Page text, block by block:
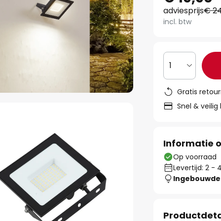
adviesprijs€
incl. btw
1
Gratis
Snel &
Informatie
Op voorraad
Levertijd: 2 -